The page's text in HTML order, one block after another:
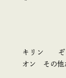
キリン
オン その他